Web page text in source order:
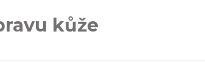
kůže